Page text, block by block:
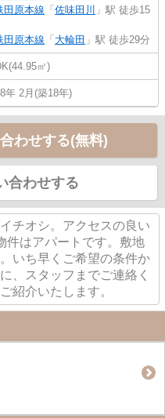
田原本線 「 佐味田川 」駅 徒歩15
田原本線 「 大輪田 」駅 徒歩29分
㎡)
年 2月(築18年)
わせする(無料)
合わせする
チオシ。アクセスの良い
件はアパートです。敷地
いち早くご希望の条件か
、スタッフまでご連絡く
紹介いたします。